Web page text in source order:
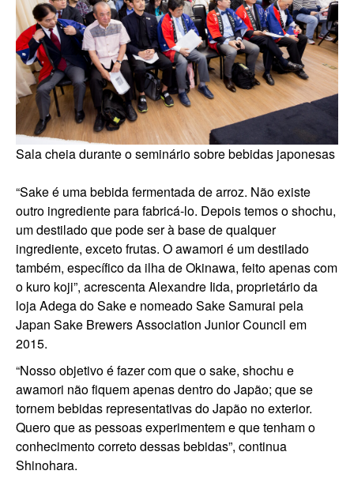
Sala cheia durante o seminário sobre bebidas japonesas
“Sake é uma bebida fermentada de arroz. Não existe
outro ingrediente para fabricá-lo. Depois temos o shochu,
um destilado que pode ser à base de qualquer
ingrediente, exceto frutas. O awamori é um destilado
também, específico da ilha de Okinawa, feito apenas com
o kuro koji”, acrescenta Alexandre Iida, proprietário da
loja Adega do Sake e nomeado Sake Samurai pela
Japan Sake Brewers Association Junior Council em
2015.
“Nosso objetivo é fazer com que o sake, shochu e
awamori não fiquem apenas dentro do Japão; que se
tornem bebidas representativas do Japão no exterior.
Quero que as pessoas experimentem e que tenham o
conhecimento correto dessas bebidas”, continua
Shinohara.